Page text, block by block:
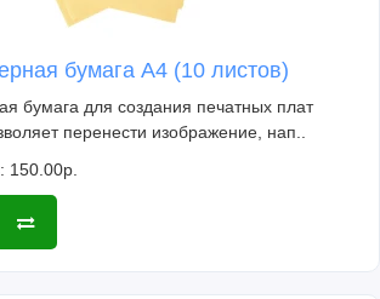
бумага А4 (10 листов)
бумага для создания печатных плат
перенести изображение, нап..
150.00р.